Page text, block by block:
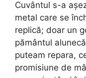
Cuvântul s-a
metal care se
replică; doar un
pământul
puteam repara,
promisiune de